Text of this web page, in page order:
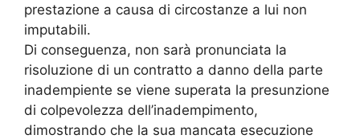
prestazione a causa di circostanze a lui non
imputabili.
Di conseguenza, non sarà pronunciata la
risoluzione di un contratto a danno della parte
inadempiente se viene superata la presunzione
di colpevolezza dell’inadempimento,
dimostrando che la sua mancata esecuzione